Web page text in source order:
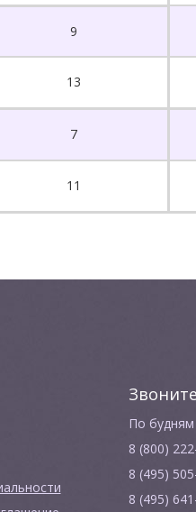
9
13
7
11
По будням
8 (800)
8 (495)
8 (495)